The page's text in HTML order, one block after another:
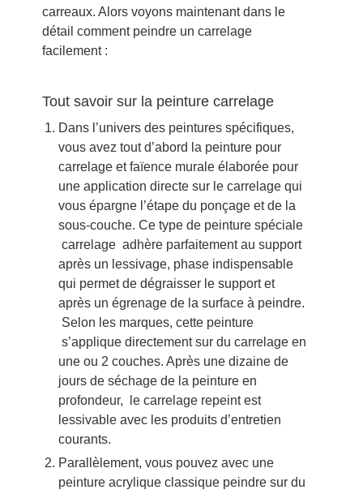
carreaux. Alors voyons maintenant dans le
détail comment peindre un carrelage
facilement :
Tout savoir sur la peinture carrelage
Dans l’univers des peintures spécifiques,
vous avez tout d’abord la peinture pour
carrelage et faïence murale élaborée pour
une application directe sur le carrelage qui
vous épargne l’étape du ponçage et de la
sous-couche. Ce type de peinture spéciale
carrelage adhère parfaitement au support
après un lessivage, phase indispensable
qui permet de dégraisser le support et
après un égrenage de la surface à peindre.
Selon les marques, cette peinture
s’applique directement sur du carrelage en
une ou 2 couches. Après une dizaine de
jours de séchage de la peinture en
profondeur, le carrelage repeint est
lessivable avec les produits d’entretien
courants.
Parallèlement, vous pouvez avec une
peinture acrylique classique peindre sur du